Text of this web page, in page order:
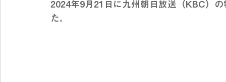
2024年9月21日に九州朝日放送（KBC）
た。